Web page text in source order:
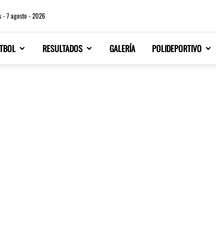
- 7 agosto - 2026
RESULTADOS GALERÍA POLIDEPORTIVO